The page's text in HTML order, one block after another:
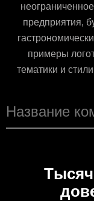
предприятия,
примеры
тематики и